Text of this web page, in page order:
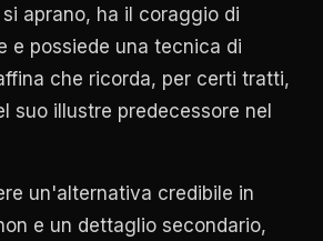
aprano, ha il coraggio di
e possiede una tecnica di
che ricorda, per certi tratti,
suo illustre predecessore nel
un'alternativa credibile in
e un dettaglio secondario,